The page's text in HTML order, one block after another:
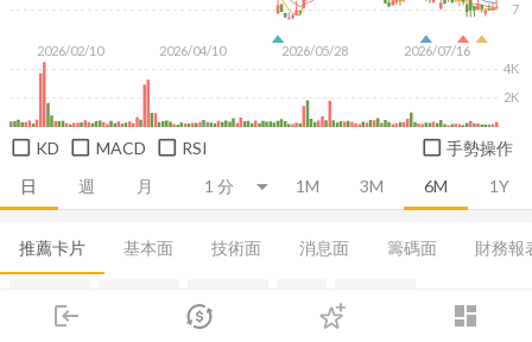
login dashboard
市場 登入
日 週 月 1M 3M 6M 1Y
2026/02/10 2026/04/10 2026/05/28 2026/07/16
7
2K
4K
KD MACD RSI 手勢操作
推薦卡片 基本面 技術面 消息面 籌碼面 財務報